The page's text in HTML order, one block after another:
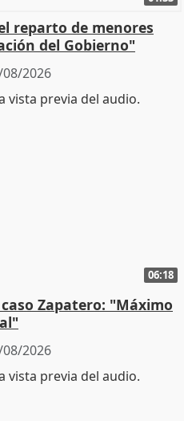
reparto de menores
del Gobierno"
2026
06:18
Zapatero: "Máximo
2026